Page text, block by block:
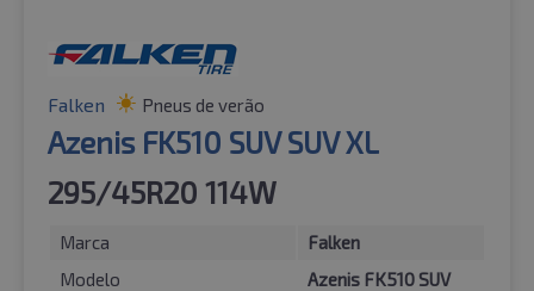
Falken Pneus de verão
Azenis FK510 SUV SUV XL
295/45R20 114W
Marca
Falken
Modelo
Azenis FK510 SUV